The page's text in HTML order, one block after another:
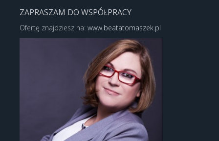
ZAPRASZAM DO WSPÓŁPRACY
Ofertę znajdziesz na: www.beatatomaszek.pl